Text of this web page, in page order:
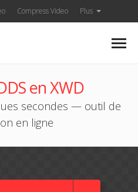
Compress Video Plus
en XWD
secondes — outil de
en ligne